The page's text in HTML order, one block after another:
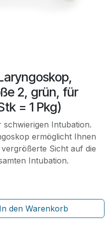
2, grün, für
= 1 Pkg)
schwierigen Intubation.
ermöglicht Ihnen
Sicht auf die
Intubation.
In den Warenkorb